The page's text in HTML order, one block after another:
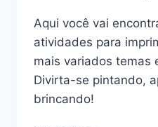
Aqui você vai
atividades para
mais variados temas
Divirta-se pintando,
brincando!